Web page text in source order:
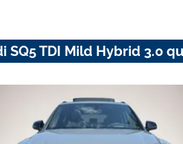
SQ5 TDI Mild Hybrid 3.0